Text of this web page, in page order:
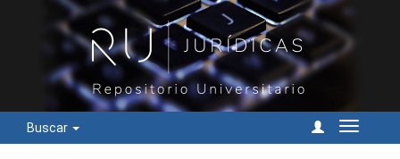
Buscar
Cambiar